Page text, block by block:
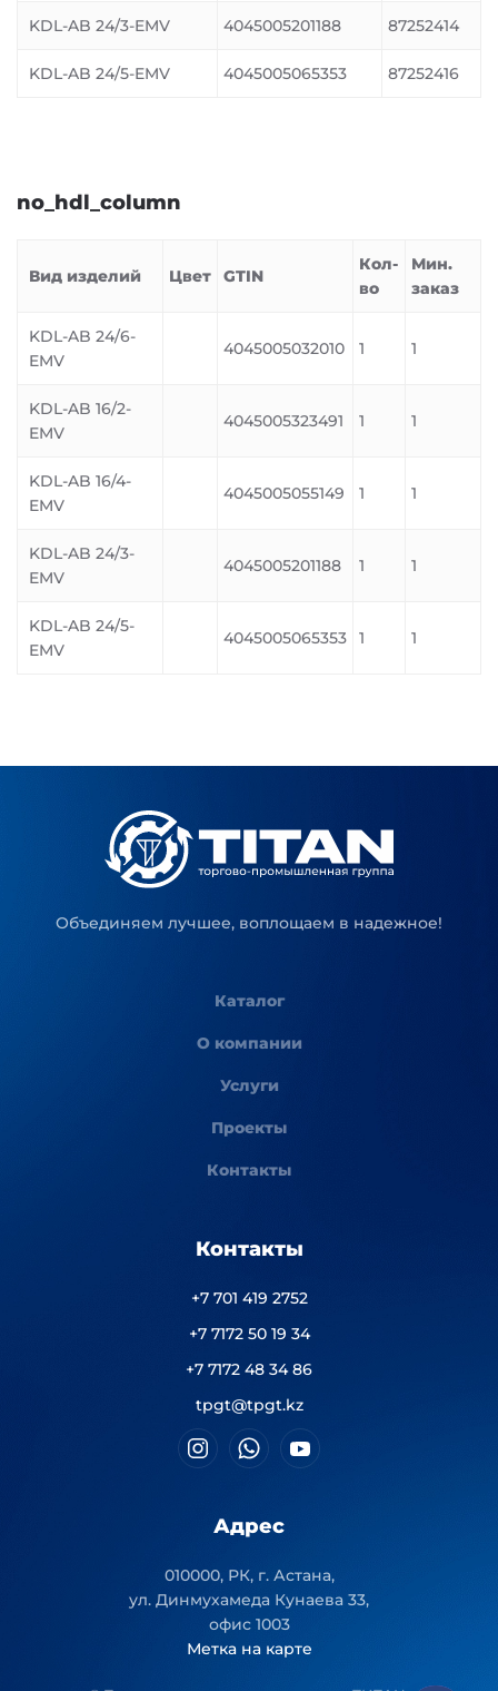
KDL-AB 24/3-EMV 4045005201188 87252414
KDL-AB 24/5-EMV 4045005065353 87252416
no_hdl_column
Вид изделий Цвет GTIN
Кол-
во
Мин.
заказ
KDL-AB 24/6-
EMV
4045005032010 1 1
KDL-AB 16/2-
EMV
4045005323491 1 1
KDL-AB 16/4-
EMV
4045005055149 1 1
KDL-AB 24/3-
EMV
4045005201188 1 1
KDL-AB 24/5-
EMV
4045005065353 1 1
Объединяем лучшее, воплощаем в надежное!
Каталог
О компании
Услуги
Проекты
Контакты
Контакты
+7 701 419 2752
+7 7172 50 19 34
+7 7172 48 34 86
tpgt@tpgt.kz
Адрес
010000, РК, г. Астана,
ул. Динмухамеда Кунаева 33,
офис 1003
Метка на карте